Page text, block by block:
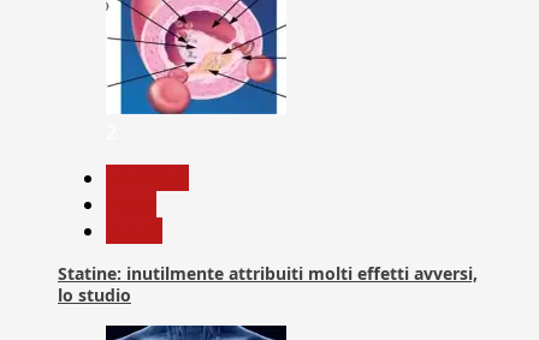
Statine: inutilmente attribuiti molti effetti avversi,
lo studio